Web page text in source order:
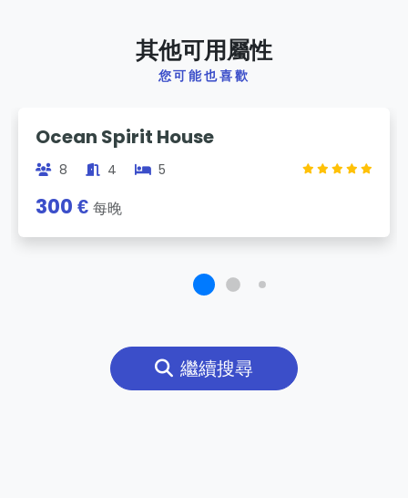
其他可用屬性
您可能也喜歡
Ocean Spirit House
8 4 5
300 €每晚
繼續搜尋